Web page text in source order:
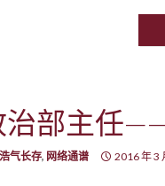
治部主任
浩气长存, 网络通谱 2016 年 3